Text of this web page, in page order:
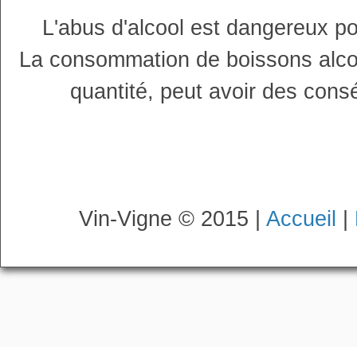
L'abus d'alcool est dangereux
La consommation de boissons
quantité, peut avoir des
Vin-Vigne © 2015 | Accueil